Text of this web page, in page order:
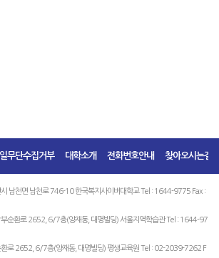
무단수집거부 대학소개 전화번호안내 찾아오시는길
남천면 남천로 746-10 한국복지사이버대학교 Tel : 1644-9775 Fax :
부순환로 2652, 6/7층(양재동, 대명빌딩) 서울지역학습관 Tel : 1644-97
환로 2652, 6/7층(양재동, 대명빌딩) 평생교육원 Tel : 02-2039-7262 F